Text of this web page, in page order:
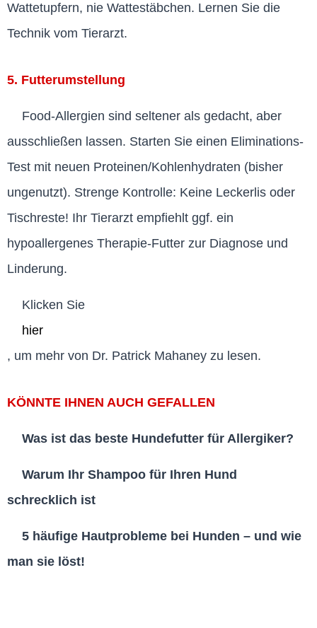
Wattetupfern, nie Wattestäbchen. Lernen Sie die
Technik vom Tierarzt.
5. Futterumstellung
Food-Allergien sind seltener als gedacht, aber
ausschließen lassen. Starten Sie einen Eliminations-
Test mit neuen Proteinen/Kohlenhydraten (bisher
ungenutzt). Strenge Kontrolle: Keine Leckerlis oder
Tischreste! Ihr Tierarzt empfiehlt ggf. ein
hypoallergenes Therapie-Futter zur Diagnose und
Linderung.
Klicken Sie
hier
, um mehr von Dr. Patrick Mahaney zu lesen.
KÖNNTE IHNEN AUCH GEFALLEN
Was ist das beste Hundefutter für Allergiker?
Warum Ihr Shampoo für Ihren Hund
schrecklich ist
5 häufige Hautprobleme bei Hunden – und wie
man sie löst!